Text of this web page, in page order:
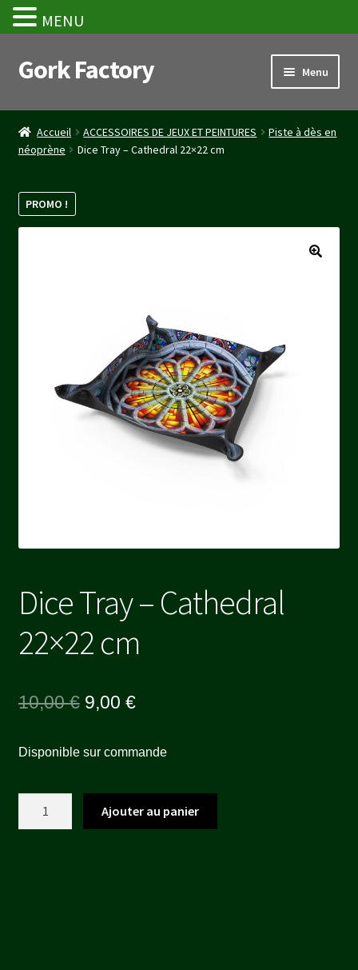
Aller
à
navigation
Aller
au
Gork Factory Menu
Accueil
CGV
Mon compte
Validation de la commande
Accueil ACCESSOIRES DE JEUX ET PEINTURES
Piste à dès en
néoprène
Dice Tray – Cathedral 22×22 cm
PROMO !
Dice Tray – Cathedral
22×22 cm
10,00€ Le
initial
10,00 €.
9,00 €Le
actuel
9,00 €.
Disponible sur commande
Ajouter au panier
MENU